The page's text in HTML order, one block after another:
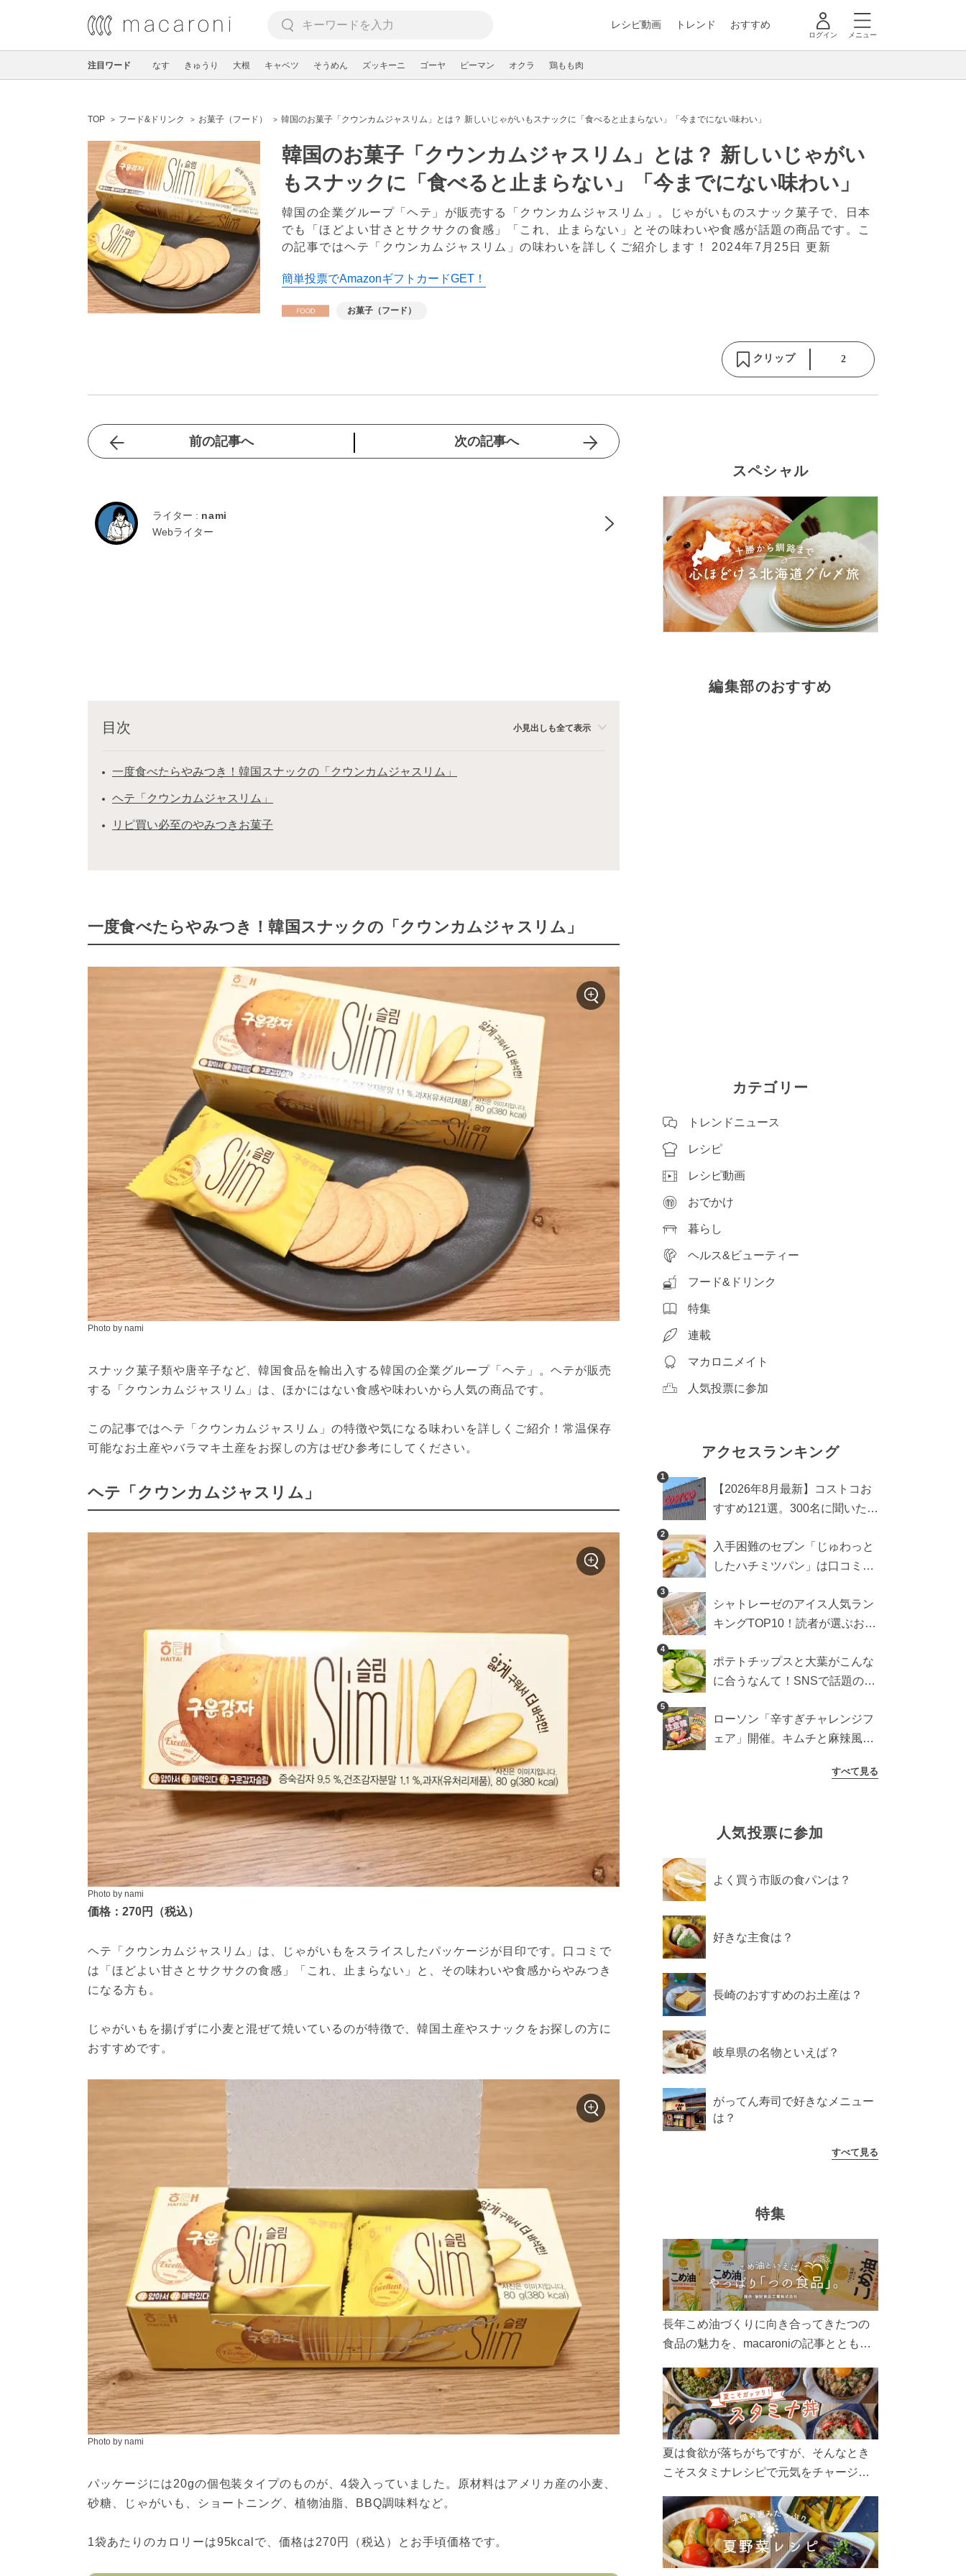
レシピ動画 トレンド おすすめ
ログイン メニュー
注目ワード なす きゅうり 大根 キャベツ そうめん ズッキーニ ゴーヤ ピーマン オクラ 鶏もも肉
TOP フード&ドリンク お菓子（フード） 韓国のお菓子「クウンカムジャスリム」とは？ 新しいじゃがいもスナックに「食べると止まらない」「今までにない味わい」
韓国のお菓子「クウンカムジャスリム」とは？ 新しいじゃがい
もスナックに「食べると止まらない」「今までにない味わい」
韓国の企業グループ「ヘテ」が販売する「クウンカムジャスリム」。じゃがいものスナック菓子で、日本
でも「ほどよい甘さとサクサクの食感」「これ、止まらない」とその味わいや食感が話題の商品です。こ
の記事ではヘテ「クウンカムジャスリム」の味わいを詳しくご紹介します！ 2024年7月25日 更新
簡単投票でAmazonギフトカードGET！
お菓子（フード）
クリップ 2
前の記事へ 次の記事へ
ライター : nami
Webライター
目次 小見出しも全て表示
一度食べたらやみつき！韓国スナックの「クウンカムジャスリム」
ヘテ「クウンカムジャスリム」
リピ買い必至のやみつきお菓子
一度食べたらやみつき！韓国スナックの「クウンカムジャスリム」
Photo by nami
スナック菓子類や唐辛子など、韓国食品を輸出入する韓国の企業グループ「ヘテ」。ヘテが販売
する「クウンカムジャスリム」は、ほかにはない食感や味わいから人気の商品です。
この記事ではヘテ「クウンカムジャスリム」の特徴や気になる味わいを詳しくご紹介！常温保存
可能なお土産やバラマキ土産をお探しの方はぜひ参考にしてください。
ヘテ「クウンカムジャスリム」
Photo by nami
価格：270円（税込）
ヘテ「クウンカムジャスリム」は、じゃがいもをスライスしたパッケージが目印です。口コミで
は「ほどよい甘さとサクサクの食感」「これ、止まらない」と、その味わいや食感からやみつき
になる方も。
じゃがいもを揚げずに小麦と混ぜて焼いているのが特徴で、韓国土産やスナックをお探しの方に
おすすめです。
Photo by nami
パッケージには20gの個包装タイプのものが、4袋入っていました。原材料はアメリカ産の小麦、
砂糖、じゃがいも、ショートニング、植物油脂、BBQ調味料など。
1袋あたりのカロリーは95kcalで、価格は270円（税込）とお手頃価格です。
スペシャル
編集部のおすすめ
カテゴリー
トレンドニュース
レシピ
レシピ動画
おでかけ
暮らし
ヘルス&ビューティー
フード&ドリンク
特集
連載
マカロニメイト
人気投票に参加
アクセスランキング
1
【2026年8月最新】コストコお
すすめ121選。300名に聞いた買
め商品も
2
入手困難のセブン「じゅわっと
したハチミツパン」は口コミ通
検証
3
シャトレーゼのアイス人気ラン
キングTOP10！読者が選ぶおす
4
ポテトチップスと大葉がこんな
に合うなんて！SNSで話題の食
5
ローソン「辛すぎチャレンジフ
ェア」開催。キムチと麻辣風の
すべて見る
人気投票に参加
よく買う市販の食パンは？
好きな主食は？
長崎のおすすめのお土産は？
岐阜県の名物といえば？
がってん寿司で好きなメニュー
は？
すべて見る
特集
長年こめ油づくりに向き合ってきたつの
食品の魅力を、macaroniの記事とともに
ん、製造現場や品質へのこだわりまで。
こめ油をもっと好きになるコンテンツを
ぜひお楽しみください。
夏は食欲が落ちがちですが、そんなとき
こそスタミナレシピで元気をチャージ！
リ食べて、夏バテを吹き飛ばしましょ
う！